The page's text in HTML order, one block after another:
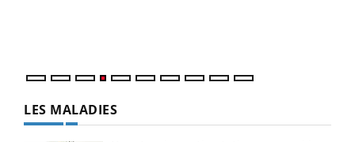
LES MALADIES